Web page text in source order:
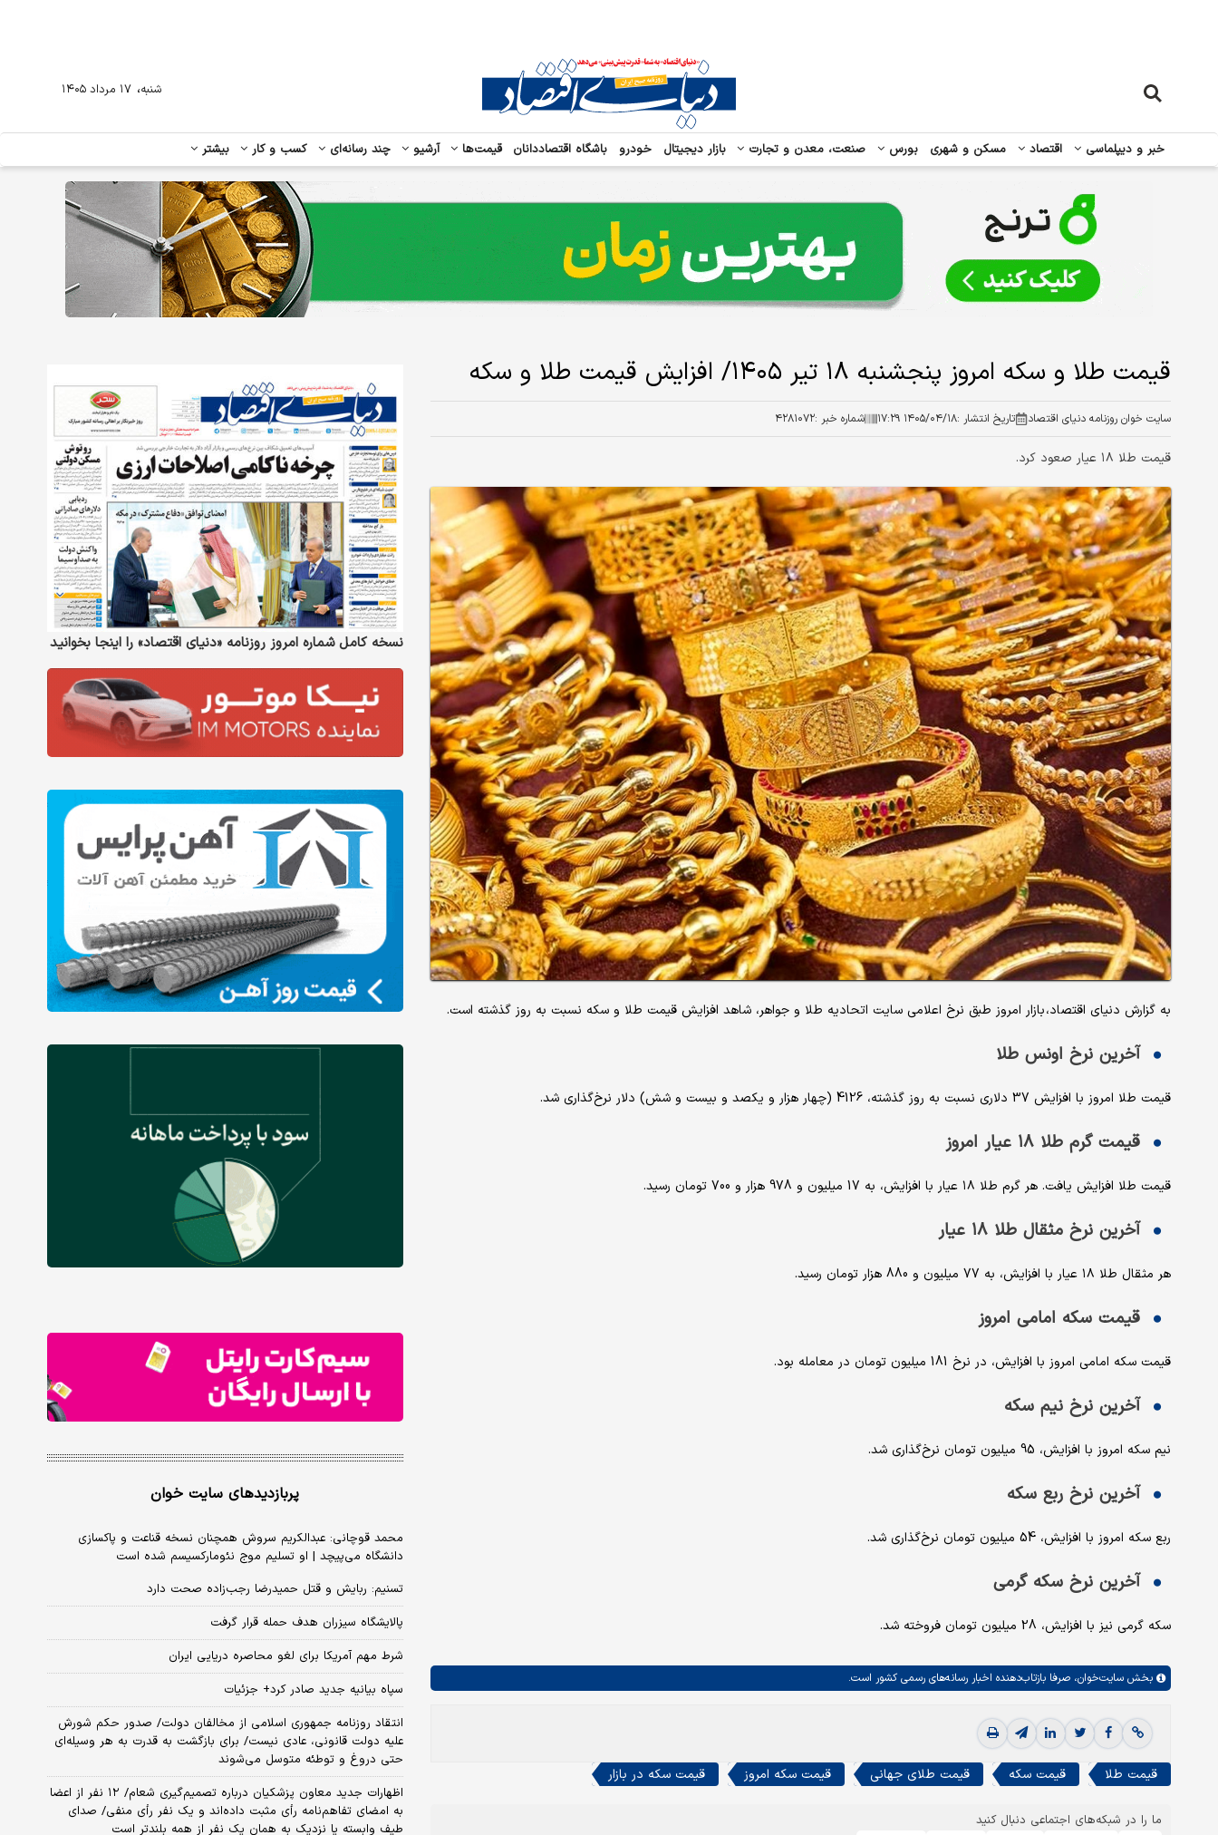
خبر و دیپلماسی اقتصاد مسکن و شهری بورس صنعت، معدن و تجارت بازار دیجیتال خودرو باشگاه اقتصاددانان قیمت‌ها آرشیو چند رسانه‌ای کسب و کار بیشتر
شنبه، ۱۷ مرداد ۱۴۰۵
قیمت طلا و سکه امروز‌ پنجشنبه ۱۸ تیر ۱۴۰۵/ افزایش قیمت طلا و سکه
سایت خوان روزنامه دنیای اقتصاد تاریخ انتشار :۱۴۰۵/۰۴/۱۸ ۱۷:۲۹ شماره خبر :۴۲۸۱۰۷۲
قیمت طلا ۱۸ عیار صعود کرد.
به گزارش دنیای اقتصاد، بازار امروز طبق نرخ اعلامی سایت اتحادیه طلا و جواهر، شاهد افزایش قیمت طلا و سکه‌ نسبت به روز گذشته است.
آخرین نرخ اونس طلا
قیمت طلا امروز با افزایش 37 دلاری نسبت به روز گذشته، 4126 (چهار هزار و یکصد و بیست و شش) دلار نرخ‌گذاری شد.
قیمت گرم طلا ۱۸ عیار امروز
قیمت طلا افزایش یافت. هر گرم طلا ۱۸ عیار با افزایش، به 17 میلیون و 978 هزار و 700 تومان رسید.
آخرین نرخ مثقال طلا ۱۸ عیار
هر مثقال طلا ۱۸ عیار با افزایش، به 77 میلیون و 880 هزار تومان رسید‌.
قیمت سکه امامی امروز
قیمت سکه امامی امروز با افزایش، در نرخ 181 میلیون تومان در معامله بود.
آخرین نرخ نیم سکه
نیم سکه امروز با افزایش، 95 میلیون تومان نرخ‌گذاری شد.
آخرین نرخ ربع سکه
ربع سکه امروز با افزایش، 54 میلیون تومان نرخ‌گذاری شد.
آخرین نرخ سکه گرمی
سکه گرمی نیز با افزایش، 28 میلیون تومان فروخته شد.
بخش سایت‌خوان، صرفا بازتاب‌دهنده اخبار رسانه‌های رسمی کشور است.
قیمت طلا قیمت سکه قیمت طلای جهانی قیمت سکه امروز قیمت سکه در بازار
ما را در شبکه‌های اجتماعی دنبال کنید
نسخه کامل شماره امروز روزنامه «دنیای‌ اقتصاد» را اینجا بخوانید
پربازدیدهای سایت خوان
محمد قوچانی: عبدالکریم سروش همچنان نسخه قناعت و پاکسازی
دانشگاه می‌پیچد | او تسلیم موج نئومارکسیسم شده است
تسنیم: ربایش و قتل حمیدرضا رجب‌زاده صحت دارد
پالایشگاه سیزران هدف حمله قرار گرفت
شرط مهم آمریکا برای لغو محاصره دریایی ایران
سپاه بیانیه جدید صادر کرد+ جزئیات
انتقاد روزنامه جمهوری اسلامی از مخالفان دولت/ صدور حکم شورش
علیه دولت قانونی، عادی نیست/ برای بازگشت به قدرت به هر وسیله‌ای
حتی دروغ و توطئه متوسل می‌شوند
اظهارات جدید معاون پزشکیان درباره تصمیم‌گیری شعام/ ۱۲ نفر از اعضا
به امضای تفاهم‌نامه رأی مثبت داده‌اند و یک نفر رأی منفی/ صدای
طیف وابسته یا نزدیک به همان یک نفر از همه بلندتر است